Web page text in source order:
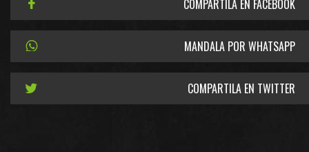
COMPARTILA EN FACEBOOK
MANDALA POR WHATSAPP
COMPARTILA EN TWITTER